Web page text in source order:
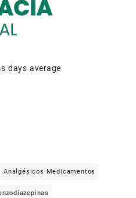
days average
Analgésicos Medicamentos